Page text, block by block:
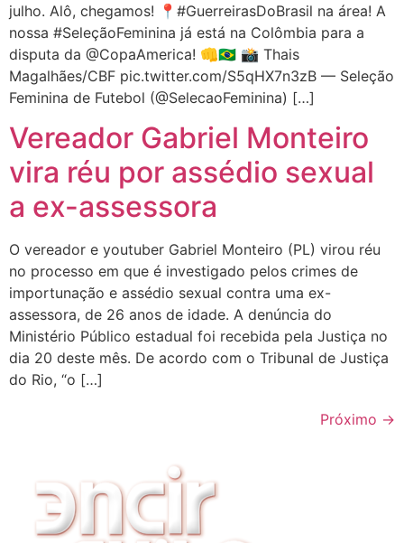
julho. Alô, chegamos! 📍#GuerreirasDoBrasil na área! A
nossa #SeleçãoFeminina já está na Colômbia para a
disputa da @CopaAmerica! 👊🇧🇷 📸 Thais
Magalhães/CBF pic.twitter.com/S5qHX7n3zB — Seleção
Feminina de Futebol (@SelecaoFeminina) […]
Vereador Gabriel Monteiro
vira réu por assédio sexual
a ex-assessora
O vereador e youtuber Gabriel Monteiro (PL) virou réu
no processo em que é investigado pelos crimes de
importunação e assédio sexual contra uma ex-
assessora, de 26 anos de idade. A denúncia do
Ministério Público estadual foi recebida pela Justiça no
dia 20 deste mês. De acordo com o Tribunal de Justiça
do Rio, “o […]
Próximo →